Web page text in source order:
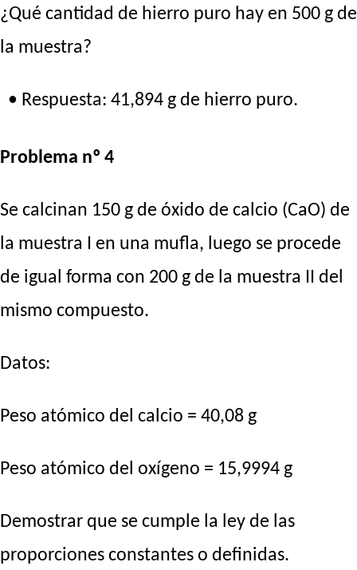
¿Qué cantidad de hierro puro hay en 500 g de
la muestra?
• Respuesta: 41,894 g de hierro puro.
Problema nº 4
Se calcinan 150 g de óxido de calcio (CaO) de
la muestra I en una mufla, luego se procede
de igual forma con 200 g de la muestra II del
mismo compuesto.
Datos:
Peso atómico del calcio = 40,08 g
Peso atómico del oxígeno = 15,9994 g
Demostrar que se cumple la ley de las
proporciones constantes o definidas.